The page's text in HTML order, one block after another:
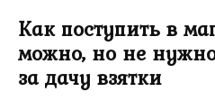
Как поступить в
можно, но не
за дачу взятки